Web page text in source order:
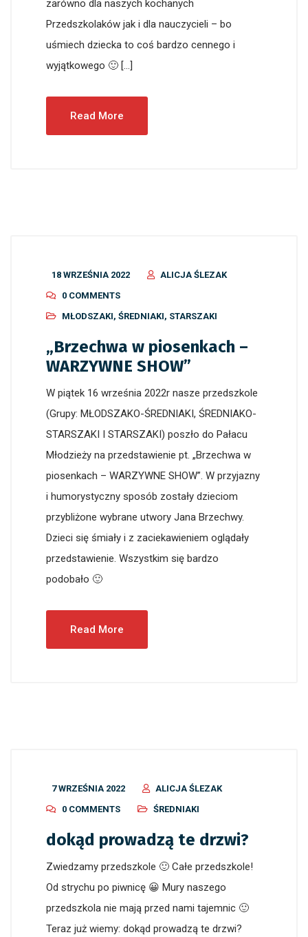
zarówno dla naszych kochanych
Przedszkolaków jak i dla nauczycieli – bo
uśmiech dziecka to coś bardzo cennego i
wyjątkowego 🙂 […]
Read More
18 WRZEŚNIA 2022
ALICJA ŚLEZAK
0 COMMENTS
MŁODSZAKI, ŚREDNIAKI, STARSZAKI
„Brzechwa w piosenkach –
WARZYWNE SHOW”
W piątek 16 września 2022r nasze przedszkole
(Grupy: MŁODSZAKO-ŚREDNIAKI, ŚREDNIAKO-
STARSZAKI I STARSZAKI) poszło do Pałacu
Młodzieży na przedstawienie pt. „Brzechwa w
piosenkach – WARZYWNE SHOW”. W przyjazny
i humorystyczny sposób zostały dzieciom
przybliżone wybrane utwory Jana Brzechwy.
Dzieci się śmiały i z zaciekawieniem oglądały
przedstawienie. Wszystkim się bardzo
podobało 🙂
Read More
7 WRZEŚNIA 2022
ALICJA ŚLEZAK
0 COMMENTS
ŚREDNIAKI
dokąd prowadzą te drzwi?
Zwiedzamy przedszkole 🙂 Całe przedszkole!
Od strychu po piwnicę 😀 Mury naszego
przedszkola nie mają przed nami tajemnic 🙂
Teraz już wiemy: dokąd prowadzą te drzwi?